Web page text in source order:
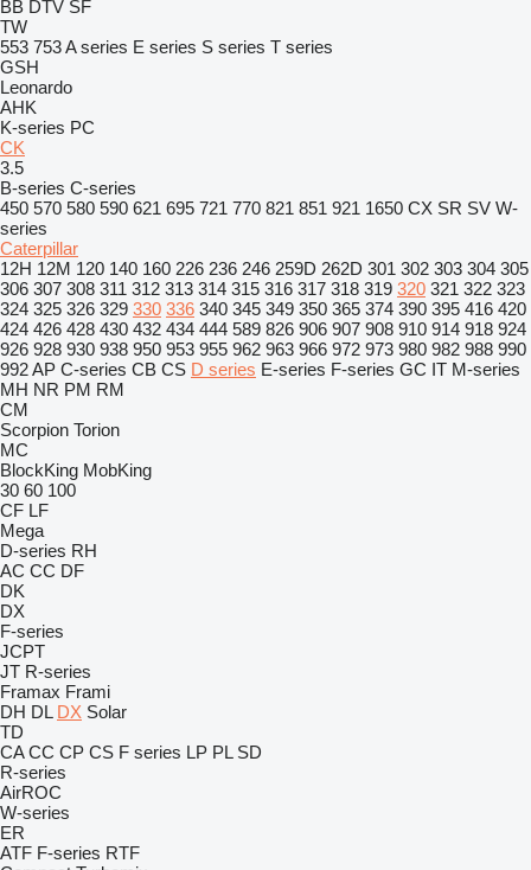
BB DTV SF
TW
553 753A series E series S series T series
GSH
Leonardo
AHK
K-series PC
CK
3.5
B-series C-series
450 570 580 590 621 695 721 770 821 851 921 1650 CX SR SV W-
series
Caterpillar
12H 12M 120 140 160 226 236 246 259D 262D 301 302 303 304 305
306 307 308 311 312 313 314 315 316 317 318 319 320 321 322 323
324 325 326 329 330 336 340 345 349 350 365 374 390 395 416 420
424 426 428 430 432 434 444 589 826 906 907 908 910 914 918 924
926 928 930 938 950 953 955 962 963 966 972 973 980 982 988 990
992AP C-series CB CS D series E-series F-series GC IT M-series
MH NR PM RM
CM
Scorpion Torion
MC
BlockKing MobKing
30 60 100
CF LF
Mega
D-series RH
AC CC DF
DK
DX
F-series
JCPT
JT R-series
Framax Frami
DH DL DX Solar
TD
CA CC CP CS F series LP PL SD
R-series
AirROC
W-series
ER
ATF F-series RTF